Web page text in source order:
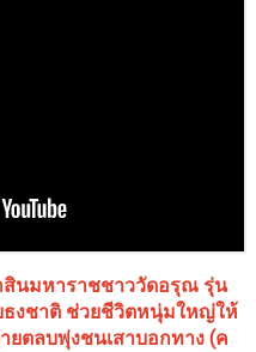
สินมหาราชชาววัดอรุณ รุ่น
ธงชาติ ช่วยชีวิตหนุ่มใหญ่ให้
ยตลบพุ่งชนเสาบอกทาง (ค